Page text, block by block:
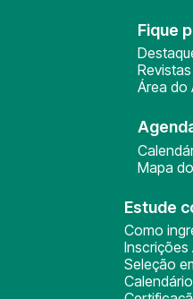
Fique
Área do
Mapa
Estude
Como
Inscrições
Seleção